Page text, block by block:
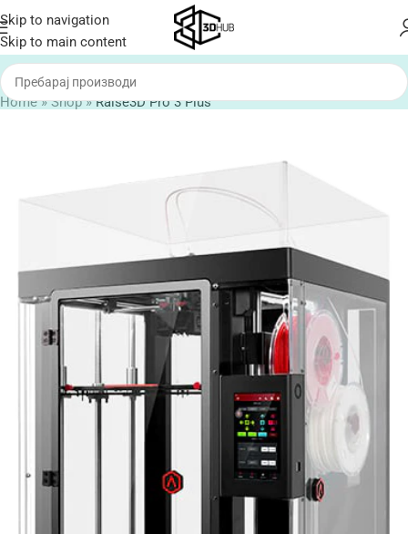
Skip to navigation
Skip to main content
Home»Shop»Raise3D Pro 3 Plus